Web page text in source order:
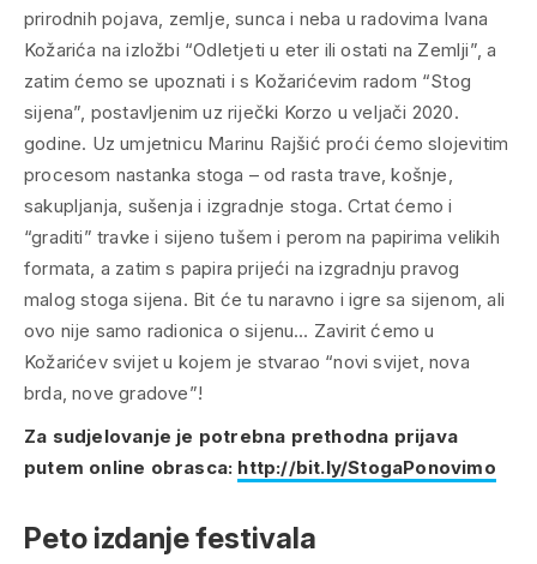
prirodnih pojava, zemlje, sunca i neba u radovima Ivana
Kožarića na izložbi “Odletjeti u eter ili ostati na Zemlji”, a
zatim ćemo se upoznati i s Kožarićevim radom “Stog
sijena”, postavljenim uz riječki Korzo u veljači 2020.
godine. Uz umjetnicu Marinu Rajšić proći ćemo slojevitim
procesom nastanka stoga – od rasta trave, košnje,
sakupljanja, sušenja i izgradnje stoga. Crtat ćemo i
“graditi” travke i sijeno tušem i perom na papirima velikih
formata, a zatim s papira prijeći na izgradnju pravog
malog stoga sijena. Bit će tu naravno i igre sa sijenom, ali
ovo nije samo radionica o sijenu… Zavirit ćemo u
Kožarićev svijet u kojem je stvarao “novi svijet, nova
brda, nove gradove”!
Za sudjelovanje je potrebna prethodna prijava
putem online obrasca: http://bit.ly/StogaPonovimo
Peto izdanje festivala